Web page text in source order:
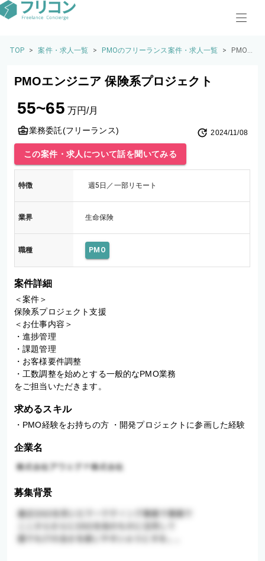
TOP > 案件・求人一覧 > PMOのフリーランス案件・求人一覧 >
PMO
PMOエンジニア 保険系プロジェクト
55~65 万円/月
業務委託(フリーランス) 2024/11/08
この案件・求人について話を聞いてみる
特徴 週5日／一部リモート
業界 生命保険
職種 PMO
案件詳細
＜案件＞
保険系プロジェクト支援
＜お仕事内容＞
・進捗管理
・課題管理
・お客様要件調整
・工数調整を始めとする一般的なPMO業務
をご担当いただきます。
求めるスキル
・PMO経験をお持ちの方 ・開発プロジェクトに参画した経験
企業名
募集背景